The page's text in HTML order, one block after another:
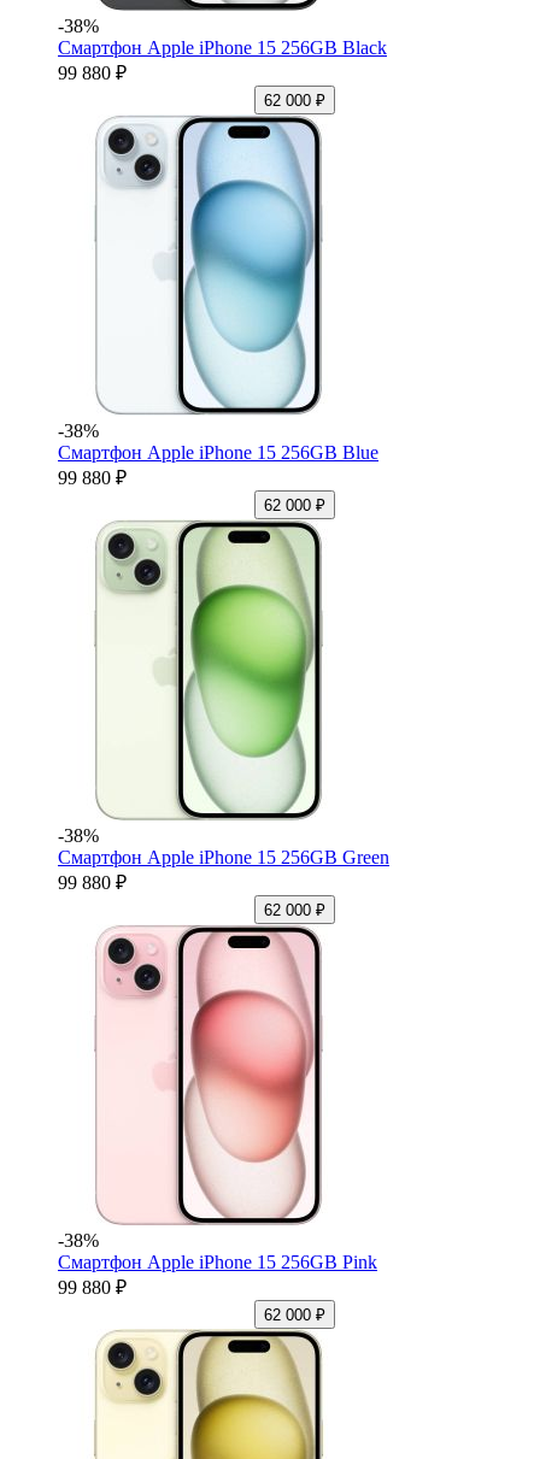
-38%
Смартфон Apple iPhone 15 256GB Black
99 880 ₽
62 000 ₽
-38%
Смартфон Apple iPhone 15 256GB Blue
99 880 ₽
62 000 ₽
-38%
Смартфон Apple iPhone 15 256GB Green
99 880 ₽
62 000 ₽
-38%
Смартфон Apple iPhone 15 256GB Pink
99 880 ₽
62 000 ₽